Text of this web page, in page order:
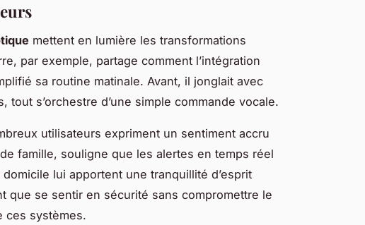
mettent en lumière les transformations
par exemple, partage comment l’intégration
sa routine matinale. Avant, il jonglait avec
tout s’orchestre d’une simple commande vocale.
utilisateurs expriment un sentiment accru
famille, souligne que les alertes en temps réel
lui apportent une tranquillité d’esprit
que se sentir en sécurité sans compromettre le
ces systèmes.